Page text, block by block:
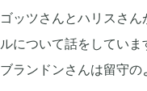
ゴッツさんとハリスさ
ルについて話をしていま
ブランドンさんは留守の